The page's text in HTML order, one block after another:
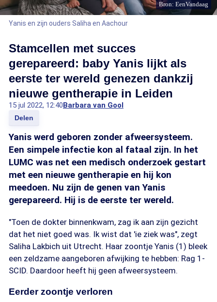
Bron: EenVandaag
Yanis en zijn ouders Saliha en Aachour
Stamcellen met succes
gerepareerd: baby Yanis lijkt als
eerste ter wereld genezen dankzij
nieuwe gentherapie in Leiden
15 jul 2022, 12:40Barbara van Gool
Delen
Yanis werd geboren zonder afweersysteem.
Een simpele infectie kon al fataal zijn. In het
LUMC was net een medisch onderzoek gestart
met een nieuwe gentherapie en hij kon
meedoen. Nu zijn de genen van Yanis
gerepareerd. Hij is de eerste ter wereld.
"Toen de dokter binnenkwam, zag ik aan zijn gezicht
dat het niet goed was. Ik wist dat 'ie ziek was", zegt
Saliha Lakbich uit Utrecht. Haar zoontje Yanis (1) bleek
een zeldzame aangeboren afwijking te hebben: Rag 1-
SCID. Daardoor heeft hij geen afweersysteem.
Eerder zoontje verloren